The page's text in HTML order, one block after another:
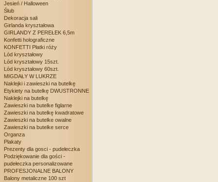
Jesień / Halloween
Ślub
Dekoracja sali
Girlanda kryształowa
GIRLANDY Z PEREŁEK 6,5m
Konfetti holograficzne
KONFETTI Płatki róży
Lód kryształowy
Lód kryształowy 15szt.
Lód kryształowy 60szt.
MIGDAŁY W LUKRZE
Naklejki i zawieszki na butelkę
Etykiety na butelkę DWUSTRONNE
Naklejki na butelkę
Zawieszki na butelke figlarne
Zawieszki na butelkę kwadratowe
Zawieszki na butelke owalne
Zawieszki na butelke serce
Organza
Plakaty
Prezenty dla gosci - pudełeczka
Podziękowanie dla gości -
pudełeczka personalizowane
PROFESJONALNE BALONY
Balony metaliczne 100 szt